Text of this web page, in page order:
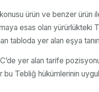
ürün ve benzer ürün
esas olan yürürlükteki
tabloda yer alan eşya
yer alan tarife
Tebliğ hükümlerinin